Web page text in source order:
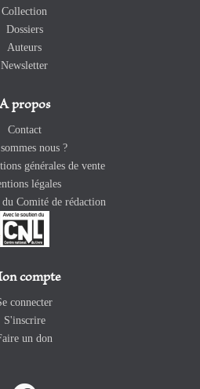
Collection
Dossiers
Auteurs
Newsletter
propos
Contact
nous ?
générales de vente
légales
Comité de rédaction
compte
connecter
S'inscrire
un don